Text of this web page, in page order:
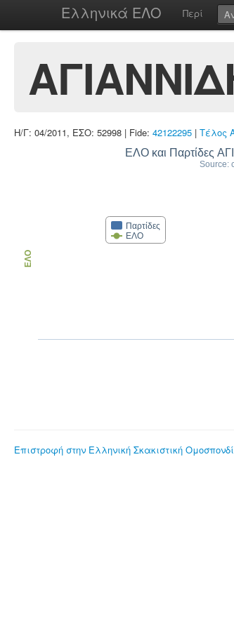
Ελληνικά ΕΛΟ Περί
Η/Γ: 04/2011, ΕΣΟ: 52998 | Fide: 42122295 | Τέλος
ΕΛΟ και Παρτίδες
Source:
Παρτίδες
ΕΛΟ
ΕΛΟ
Επιστροφή στην Ελληνική Σκακιστική